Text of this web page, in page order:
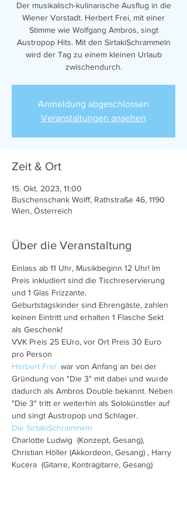
Der musikalisch-kulinarische Ausflug in die
Wiener Vorstadt. Herbert Frei, mit einer
Stimme wie Wolfgang Ambros, singt
Austropop Hits. Mit den SirtakiSchrammeln
wird der Tag zu einem kleinen Urlaub
zwischendurch.
Anmeldung abgeschlossen
Veranstaltungen ansehen
Zeit & Ort
15. Okt. 2023, 11:00
Buschenschank Wolff, Rathstraße 46, 1190
Wien, Österreich
Über die Veranstaltung
Einlass ab 11 Uhr, Musikbeginn 12 Uhr! Im
Preis inkludiert sind die Tischreservierung
und 1 Glas Frizzante.
Geburtstagskinder sind Ehrengäste, zahlen
keinen Eintritt und erhalten 1 Flasche Sekt
als Geschenk!
VVK Preis 25 EUro, vor Ort Preis 30 Euro
pro Person
Herbert Frei war von Anfang an bei der
Gründung von "Die 3" mit dabei und wurde
dadurch als Ambros Double bekannt. Neben
"Die 3" tritt er weiterhin als Solokünstler auf
und singt Austropop und Schlager.
Die SirtakiSchrammeln
Charlotte Ludwig  (Konzept, Gesang),
Christian Höller (Akkordeon, Gesang) , Harry
Kucera  (Gitarre, Kontragitarre, Gesang)